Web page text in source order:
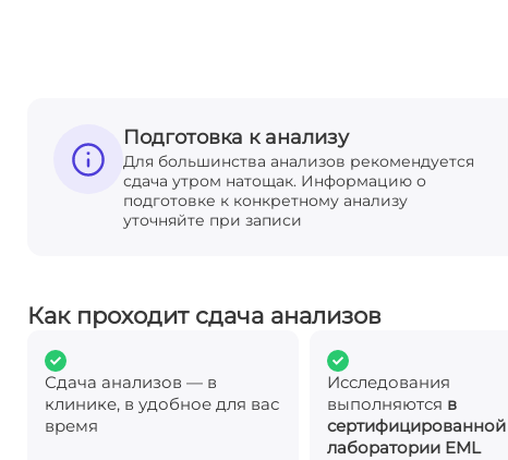
Подготовка к анализу
Для большинства анализов рекомендуется
сдача утром натощак. Информацию о
подготовке к конкретному анализу
уточняйте при записи
Как проходит сдача анализов
Сдача анализов — в
клинике, в удобное для вас
время
Исследования
выполняются в
сертифицированной
лаборатории EML